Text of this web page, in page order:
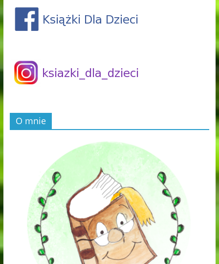
O mnie